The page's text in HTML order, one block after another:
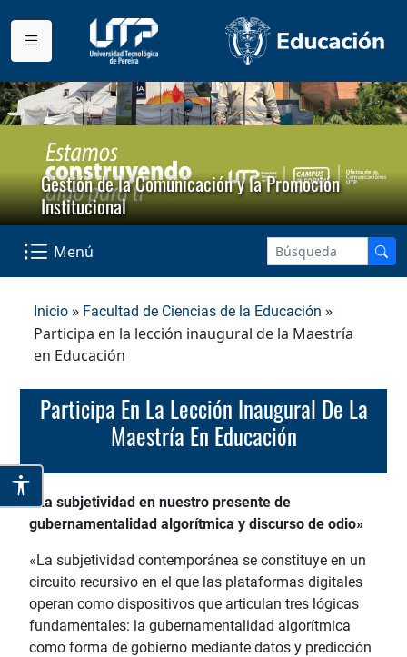
Gestión de la Comunicación y la Promoción
Institucional
Menú
Inicio » Facultad de Ciencias de la Educación »
Participa en la lección inaugural de la Maestría
en Educación
Participa En La Lección Inaugural De La
Maestría En Educación
«La subjetividad en nuestro presente de
gubernamentalidad algorítmica y discurso de odio»
«La subjetividad contemporánea se constituye en un
circuito recursivo en el que las plataformas digitales
operan como dispositivos que articulan tres lógicas
fundamentales: la gubernamentalidad algorítmica
como forma de gobierno mediante datos y predicción